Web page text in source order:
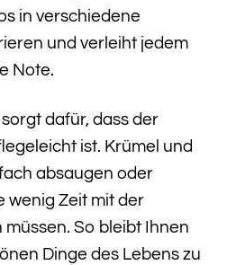
in verschiedene
und verleiht jedem
Note.
dafür, dass der
ist. Krümel und
absaugen oder
wenig Zeit mit der
So bleibt Ihnen
Dinge des Lebens zu